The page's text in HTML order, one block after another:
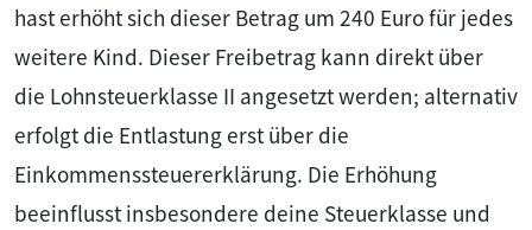
hast erhöht sich dieser Betrag um 240 Euro für jedes
weitere Kind. Dieser Freibetrag kann direkt über
die Lohnsteuerklasse II angesetzt werden; alternativ
erfolgt die Entlastung erst über die
Einkommenssteuererklärung. Die Erhöhung
beeinflusst insbesondere deine Steuerklasse und